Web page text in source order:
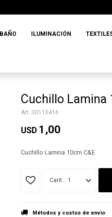
BAÑO ILUMINACIÓN
Cuchillo Lamina
30110416
USD 1,00
Cuchillo Lamina 10cm C&E
1
Métodos y costos de envío